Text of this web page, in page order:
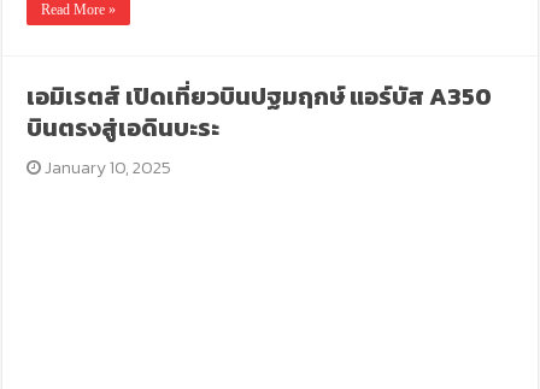
Read More »
เอมิเรตส์ เปิดเที่ยวบินปฐมฤกษ์ แอร์บัส A350
บินตรงสู่เอดินบะระ
January 10, 2025